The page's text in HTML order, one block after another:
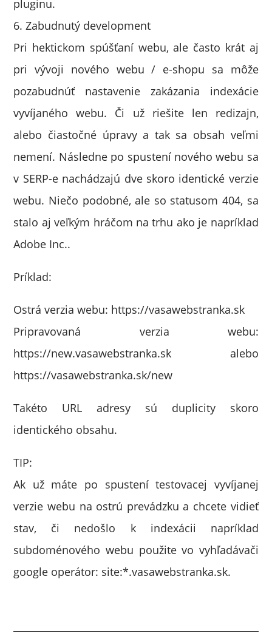
pluginu.
6. Zabudnutý development
Pri hektickom spúšťaní webu, ale často krát aj
pri vývoji nového webu / e-shopu sa môže
pozabudnúť nastavenie zakázania indexácie
vyvíjaného webu. Či už riešite len redizajn,
alebo čiastočné úpravy a tak sa obsah veľmi
nemení. Následne po spustení nového webu sa
v SERP-e nachádzajú dve skoro identické verzie
webu. Niečo podobné, ale so statusom 404, sa
stalo aj veľkým hráčom na trhu ako je napríklad
Adobe Inc..
Príklad:
Ostrá verzia webu: https://vasawebstranka.sk
Pripravovaná verzia webu:
https://new.vasawebstranka.sk alebo
https://vasawebstranka.sk/new
Takéto URL adresy sú duplicity skoro
identického obsahu.
TIP:
Ak už máte po spustení testovacej vyvíjanej
verzie webu na ostrú prevádzku a chcete vidieť
stav, či nedošlo k indexácii napríklad
subdoménového webu použite vo vyhľadávači
google operátor: site:*.vasawebstranka.sk.